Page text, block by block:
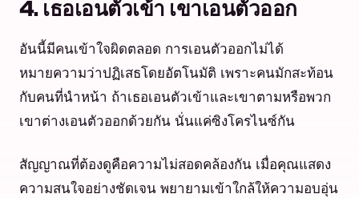
4. เธอเอนตัวเข้า เขาเอนตัวออก
อันนี้มีคนเข้าใจผิดตลอด การเอนตัวออกไม่ได้
หมายความว่าปฏิเสธโดยอัตโนมัติ เพราะคนมักสะท้อน
กับคนที่นำหน้า ถ้าเธอเอนตัวเข้าและเขาตามหรือพวก
เขาต่างเอนตัวออกด้วยกัน นั่นแค่ซิงโครไนซ์กัน
สัญญาณที่ต้องดูคือความไม่สอดคล้องกัน เมื่อคุณแสดง
ความสนใจอย่างชัดเจน พยายามเข้าใกล้ให้ความอบอุ่น